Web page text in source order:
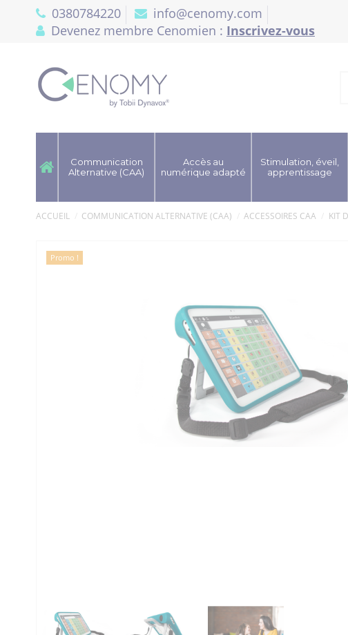
0380784220
info@cenomy.com
Devenez membre Cenomien : Inscrivez-vous
Communication
Alternative (CAA)
Accès au
numérique adapté
Stimulation, éveil,
apprentissage
ACCUEIL COMMUNICATION ALTERNATIVE (CAA) ACCESSOIRES CAA KIT
Promo !
Panneau de gestion des cookies